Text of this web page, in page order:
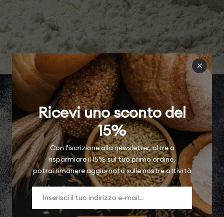
Ricevi uno sconto del
15%
Con l'iscrizione alla newsletter, oltre a
risparmiare il 15% sul tuo primo ordine,
potrai rimanere aggiornato sulle nostre attività